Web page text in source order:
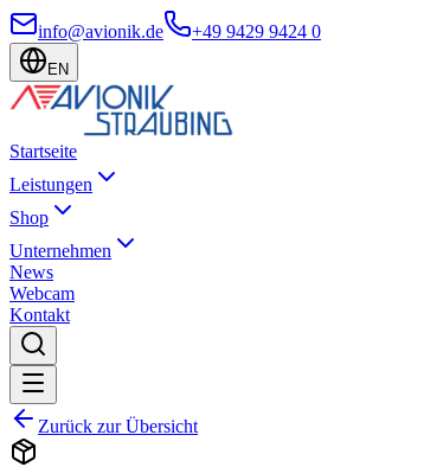
info@avionik.de +49 9429 9424 0
EN
Startseite
Leistungen
Shop
Unternehmen
News
Webcam
Kontakt
Zurück zur Übersicht